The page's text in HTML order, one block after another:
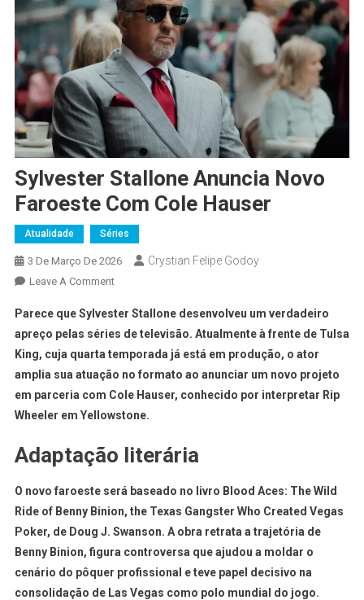
Sylvester Stallone Anuncia Novo
Faroeste Com Cole Hauser
Atualidade Séries
3 De Março De 2026 Crystian Felipe Godoy
Leave A Comment
Parece que Sylvester Stallone desenvolveu um verdadeiro
apreço pelas séries de televisão. Atualmente à frente de Tulsa
King, cuja quarta temporada já está em produção, o ator
amplia sua atuação no formato ao anunciar um novo projeto
em parceria com Cole Hauser, conhecido por interpretar Rip
Wheeler em Yellowstone.
Adaptação literária
O novo faroeste será baseado no livro Blood Aces: The Wild
Ride of Benny Binion, the Texas Gangster Who Created Vegas
Poker, de Doug J. Swanson. A obra retrata a trajetória de
Benny Binion, figura controversa que ajudou a moldar o
cenário do pôquer profissional e teve papel decisivo na
consolidação de Las Vegas como polo mundial do jogo.